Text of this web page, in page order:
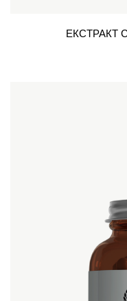
ЕКСТРАКТ